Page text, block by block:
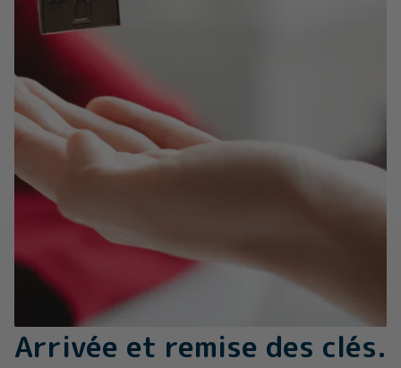
Arrivée et remise des clés.